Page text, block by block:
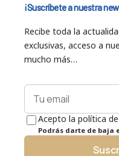
¡Suscríbete a nuestra
Recibe toda la
exclusivas, acceso a
mucho más…
Acepto la política
Podrás darte de baja